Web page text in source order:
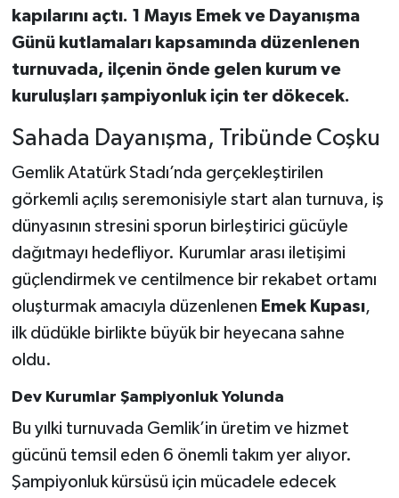
kapılarını açtı. 1 Mayıs Emek ve Dayanışma
Günü kutlamaları kapsamında düzenlenen
turnuvada, ilçenin önde gelen kurum ve
kuruluşları şampiyonluk için ter dökecek.
Sahada Dayanışma, Tribünde Coşku
Gemlik Atatürk Stadı’nda gerçekleştirilen
görkemli açılış seremonisiyle start alan turnuva, iş
dünyasının stresini sporun birleştirici gücüyle
dağıtmayı hedefliyor. Kurumlar arası iletişimi
güçlendirmek ve centilmence bir rekabet ortamı
oluşturmak amacıyla düzenlenen Emek Kupası,
ilk düdükle birlikte büyük bir heyecana sahne
oldu.
Dev Kurumlar Şampiyonluk Yolunda
Bu yılki turnuvada Gemlik’in üretim ve hizmet
gücünü temsil eden 6 önemli takım yer alıyor.
Şampiyonluk kürsüsü için mücadele edecek